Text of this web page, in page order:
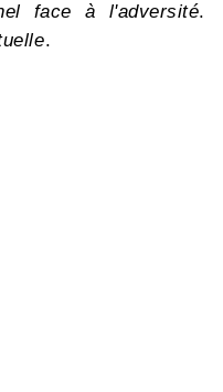
face à l'adversité.
.